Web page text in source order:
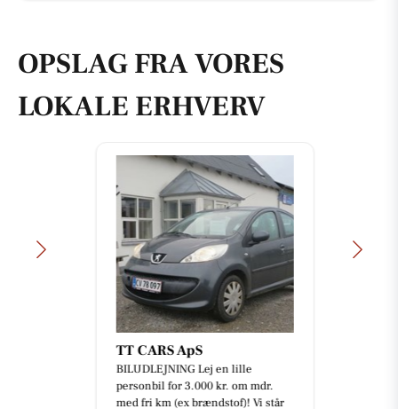
OPSLAG FRA VORES
LOKALE ERHVERV
TT CARS ApS
BILUDLEJNING Lej en lille
personbil for 3.000 kr. om mdr.
med fri km (ex brændstof)! Vi står